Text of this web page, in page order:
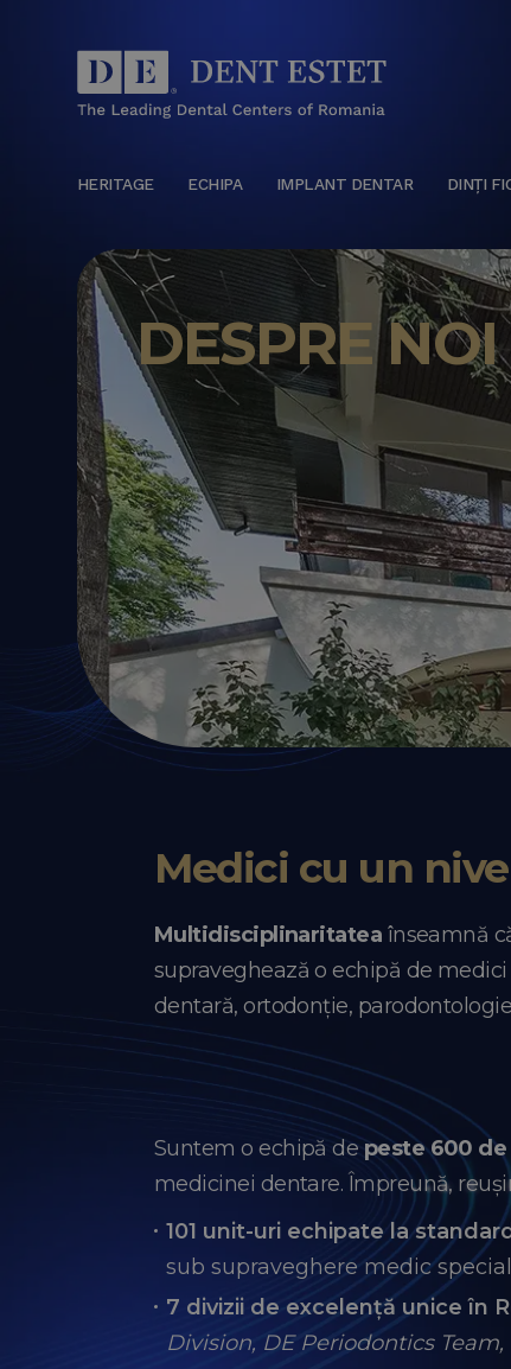
HERITAGE ECHIPA IMPLANT DENTAR DINȚI
DESPRE NOI
Medici cu un
Multidisciplinaritatea înseamnă
supraveghează o echipă de
dentară, ortodonție,
Suntem o echipă de peste 600
medicinei dentare. Împreună,
101 unit-uri echipate la
sub supraveghere medic
7 divizii de excelență unice în
Division, DE Periodontics